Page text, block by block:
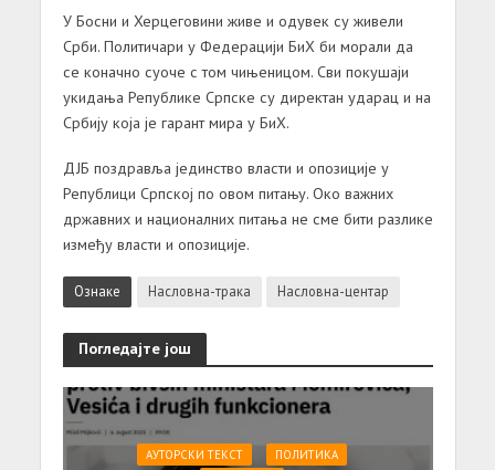
У Босни и Херцеговини живе и одувек су живели
Срби. Политичари у Федерацији БиХ би морали да
се коначно суоче с том чињеницом. Сви покушаји
укидања Републике Српске су директан ударац и на
Србију која је гарант мира у БиХ.
ДЈБ поздравља јединство власти и опозиције у
Републици Српској по овом питању. Око важних
државних и националних питања не сме бити разлике
између власти и опозиције.
Ознаке Насловна-трака Насловна-центар
Погледајте још
АУТОРСКИ ТЕКСТ ПОЛИТИКА